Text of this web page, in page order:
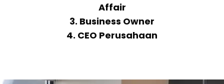
Affair
3. Business Owner
4. CEO Perusahaan